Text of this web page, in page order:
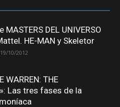
DEL UNIVERSO
HE-MAN y Skeletor
19/10/2012
WARREN: THE
Las tres fases de la